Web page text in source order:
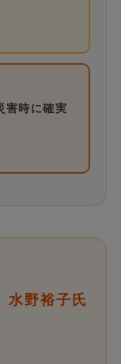
害時に確実
水野裕子氏